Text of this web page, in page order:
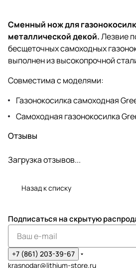
Сменный нож для
металлической декой.Лезвие
бесщеточных самоходных
выполнен из высокопрочной
Совместима с моделями:
Газонокосилка самоходная
Самоходная газонокосилка
Отзывы
Загрузка отзывов...
Назад к списку
Подписаться на скрытую
+7 (861) 203-39-67
krasnodar@lithium-store.ru